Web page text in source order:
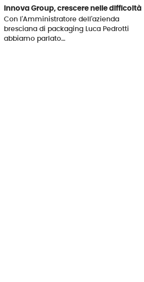
Innova Group, crescere nelle difficoltà
Con l'Amministratore dell'azienda
bresciana di packaging Luca Pedrotti
abbiamo parlato…